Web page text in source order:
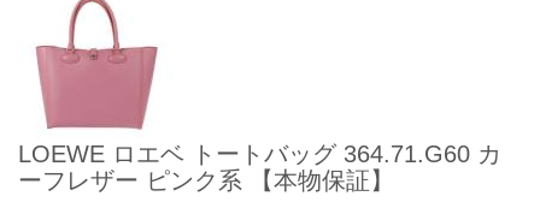
LOEWE ロエベ トートバッグ 364.71.G60 カ
ーフレザー ピンク系 【本物保証】